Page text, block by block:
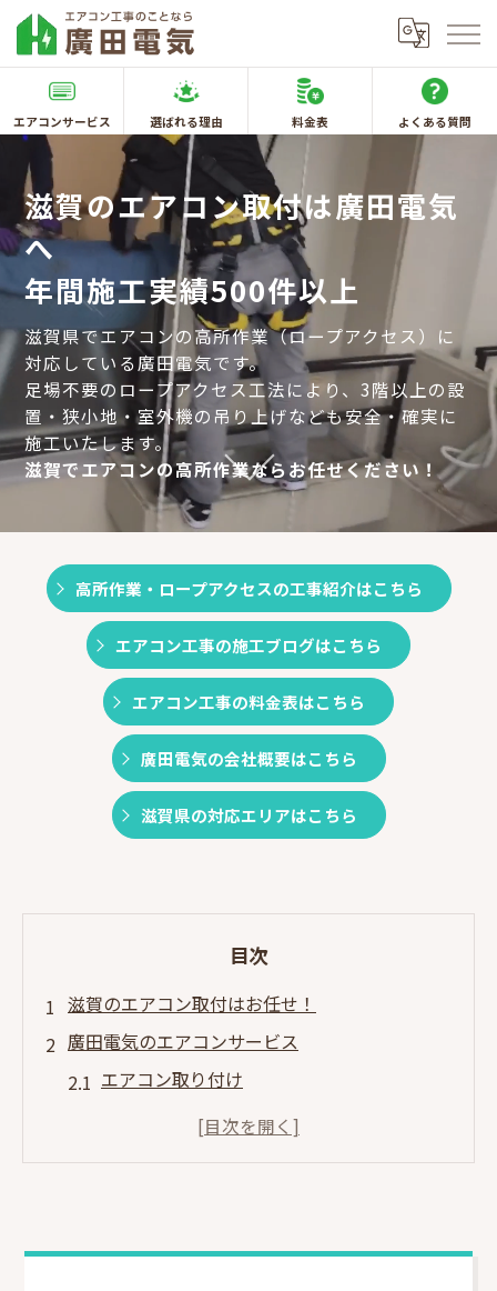
エアコンサービス 選ばれる理由 料金表 よくある質問
滋賀のエアコン取付は廣田電気
へ
年間施工実績500件以上
滋賀県でエアコンの高所作業（ロープアクセス）に
対応している廣田電気です。
足場不要のロープアクセス工法により、3階以上の設
置・狭小地・室外機の吊り上げなども安全・確実に
施工いたします。
滋賀でエアコンの高所作業ならお任せください！
高所作業・ロープアクセスの工事紹介はこちら
エアコン工事の施工ブログはこちら
エアコン工事の料金表はこちら
廣田電気の会社概要はこちら
滋賀県の対応エリアはこちら
目次
滋賀のエアコン取付はお任せ！
廣田電気のエアコンサービス
エアコン取り付け
エアコン取り外し